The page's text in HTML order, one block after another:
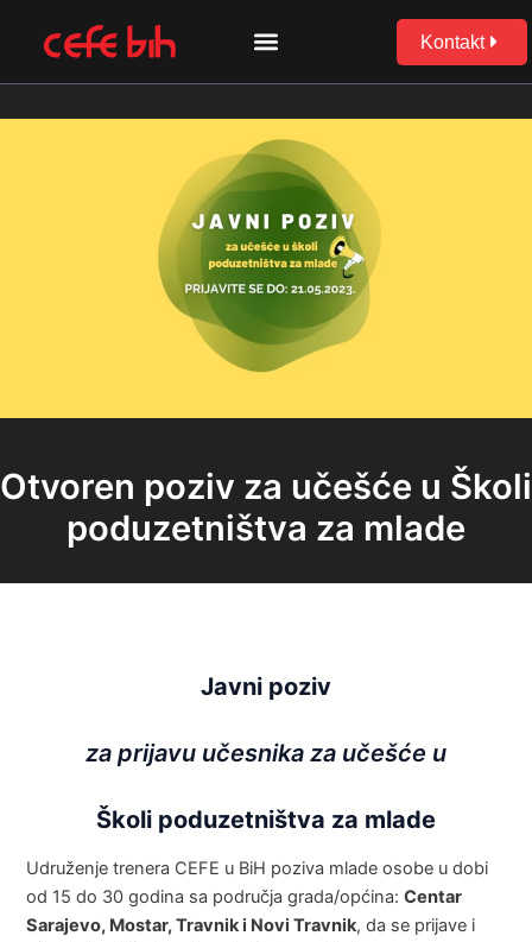
Kontakt
Otvoren poziv za učešće u Školi
poduzetništva za mlade
Javni poziv
za prijavu učesnika za učešće u
Školi poduzetništva za mlade
Udruženje trenera CEFE u BiH poziva mlade osobe u dobi
od 15 do 30 godina sa područja grada/općina:Centar
Sarajevo, Mostar, Travnik i Novi Travnik, da se prijave i